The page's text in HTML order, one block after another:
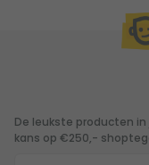
De leukste producten in
kans op €250,-